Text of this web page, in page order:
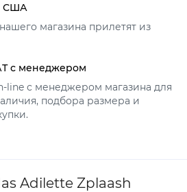
США
магазина прилетят из
с менеджером
line с менеджером магазина для
подбора размера и
Adilette Zplaash